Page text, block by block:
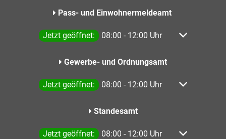
Pass- und Einwohnermeldeamt
Klicken, um weitere Öffnungs- oder Schließzeiten
Jetzt geöffnet: 08:00 - 12:00 Uhr Von 08:00
Gewerbe- und Ordnungsamt
Klicken, um weitere Öffnungs- oder Schließzeiten
Jetzt geöffnet: 08:00 - 12:00 Uhr Von 08:00
Standesamt
Klicken, um weitere Öffnungs- oder Schließzeiten
Jetzt geöffnet: 08:00 - 12:00 Uhr Von 08:00